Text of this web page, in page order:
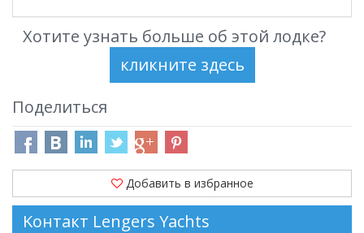
Хотите узнать больше об этой лодке?
Поделиться
Добавить в избранное
Kонтакт Lengers Yachts